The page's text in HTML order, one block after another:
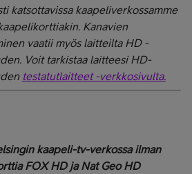
katsottavissa kaapeliverkossamme
Kanavien
vaatii myös laitteilta HD -
Voit tarkistaa laitteesi HD-
testatutlaitteet -verkkosivulta.
kaapeli-tv-verkossa ilman
FOX HD ja Nat Geo HD